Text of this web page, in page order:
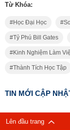
Từ Khóa:
Học Đại Học
Tỷ Phú Bill Gates
Kinh Nghiệm Làm
Thành Tích Học Tập
TIN MỚI CẬP
Lên đầu trang